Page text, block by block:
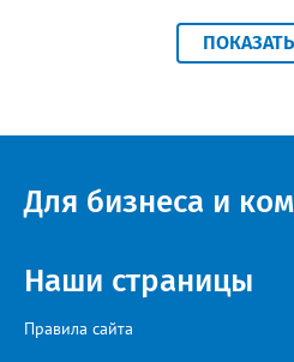
федеральном университете с
Федерации Владимира Путина,
конкурса «Большая перемена»
космодроме Байконур, а также в
Для бизнеса и
Наши страницы
Правила сайта